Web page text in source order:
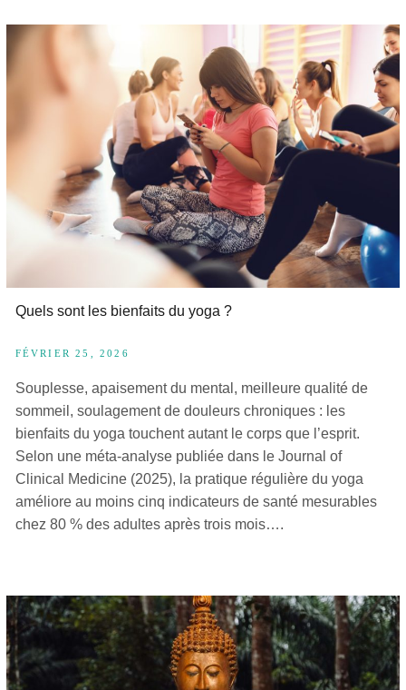
Quels sont les bienfaits du yoga ?
FÉVRIER 25, 2026
Souplesse, apaisement du mental, meilleure qualité de
sommeil, soulagement de douleurs chroniques : les
bienfaits du yoga touchent autant le corps que l’esprit.
Selon une méta-analyse publiée dans le Journal of
Clinical Medicine (2025), la pratique régulière du yoga
améliore au moins cinq indicateurs de santé mesurables
chez 80 % des adultes après trois mois….